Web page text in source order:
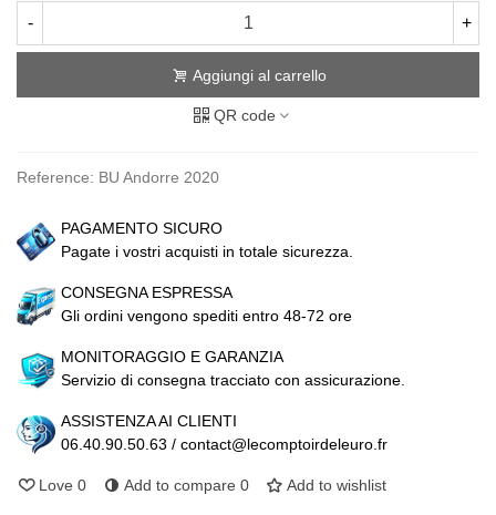
- +
Aggiungi al carrello
QR code
Reference: BU Andorre 2020
PAGAMENTO SICURO
Pagate i vostri acquisti in totale sicurezza.
CONSEGNA ESPRESSA
Gli ordini vengono spediti entro 48-72 ore
MONITORAGGIO E GARANZIA
Servizio di consegna tracciato con assicurazione.
ASSISTENZA AI CLIENTI
06.40.90.50.63 / contact@lecomptoirdeleuro.fr
Love 0 Add to compare 0 Add to wishlist